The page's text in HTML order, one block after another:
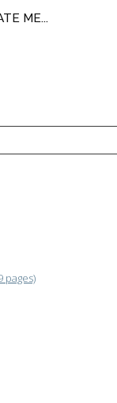
ME...
pages)